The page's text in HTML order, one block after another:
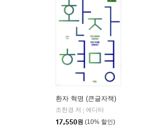
환자 혁명 (큰글자책)
조한경 저
에디터
17,550원 (10% 할인)